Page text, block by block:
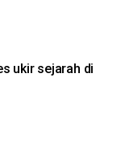
ukir sejarah di